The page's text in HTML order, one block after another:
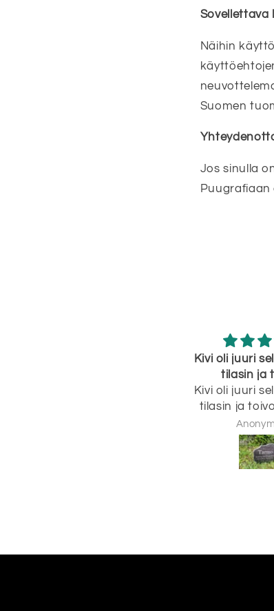
Sovellettava
Näihin
Suomen
Jos sinulla
Kivi oli juuri sellainen kuin
Kivi oli juuri sellainen kuin
tilasin ja toivoin. Sivuilla
olevista esimerkkikuvista oli
helppo katsoa ajatusta ja
ideaa, millainen kivi voisi olla
ja tilaus oli erittäin helppoa.